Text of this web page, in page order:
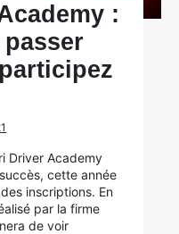
:
Driver Academy
cette année
inscriptions. En
par la firme
de voir